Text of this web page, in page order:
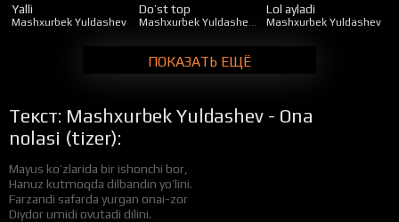
Yalli
Mashxurbek Yuldashev
Do’st top
Mashxurbek Yuldashev&Farhod Saidzod
Lol ayladi
Mashxurbek Yuldashev
ПОКАЗАТЬ ЕЩЁ
Текст: Mashxurbek Yuldashev - Ona
nolasi (tizer):
Mayus ko’zlarida bir ishonchi bor,
Hanuz kutmoqda dilbandin yo’lini.
Farzandi safarda yurgan onai-zor
Diydor umidi ovutadi dilini.